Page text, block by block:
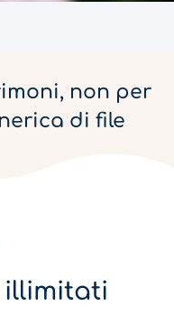
non per
di file